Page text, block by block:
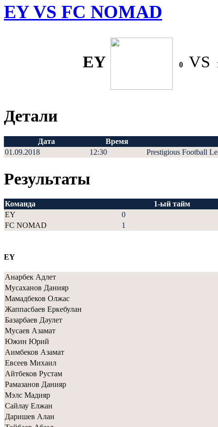
EY VS FC NOMAD
EY 0 VS
Детали
Дата
Время
01.09.2018
12:30 Prestigious Football
Результаты
Команда
1-ый тайм
EY
0
FC NOMAD
1
EY
Анарбек Адлет
Мусаханов Данияр
Мамадбеков Олжас
Жаппасбаев Еркебулан
Базарбаев Дәулет
Мусаев Азамат
Южин Юрий
Аимбеков Азамат
Евсеев Михаил
Айтбеков Рустам
Рамазанов Данияр
Мэлс Мадияр
Сайлау Елжан
Даришев Алан